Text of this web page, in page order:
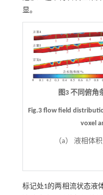
显。
图3 不同俯角
Fig.3 flow field
voxel
（a） 液相体
标记处1的两相流状态液